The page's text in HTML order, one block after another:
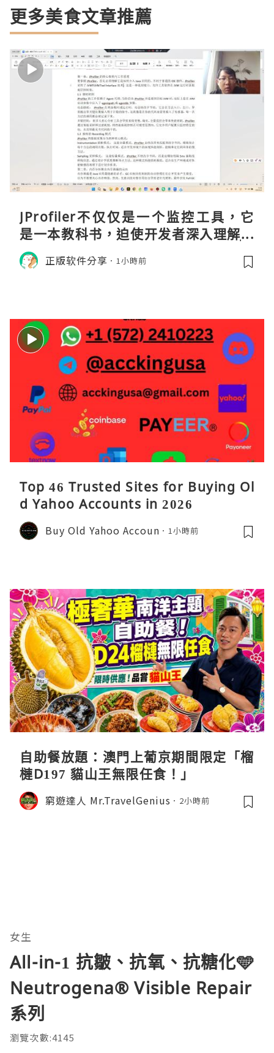
更多美食文章推薦
JProfiler不仅仅是一个监控工具，它
是一本教科书，迫使开发者深入理解JV
M的内存模型、垃圾回收机制和并发原
理。通过直观的可视化数据，它将抽象
正版软件分享 1小時前
Top 46 Trusted Sites for Buying Ol
d Yahoo Accounts in 2026
Buy Old Yahoo Accoun 1小時前
自助餐放題：澳門上葡京期間限定「榴
槤D197 貓山王無限任食！」
窮遊達人 Mr.TravelGenius 2小時前
女生
All-in-1 抗皺、抗氧、抗糖化🩵
Neutrogena®️ Visible Repair
系列
瀏覽次數:4145